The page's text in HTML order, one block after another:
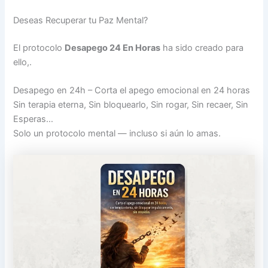
Deseas Recuperar tu Paz Mental?
El protocolo Desapego 24 En Horas ha sido creado para
ello,.
Desapego en 24h – Corta el apego emocional en 24 horas
Sin terapia eterna, Sin bloquearlo, Sin rogar, Sin recaer, Sin
Esperas…
Solo un protocolo mental — incluso si aún lo amas.